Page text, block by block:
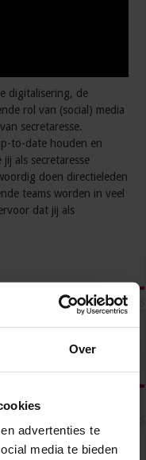
Over
advertenties te
media te bieden
digitalisering, de
rol van (social) media
secretaresse.
to-date houden en
als secretaresse
doen directieleden
teams worden in veel
dat jij als